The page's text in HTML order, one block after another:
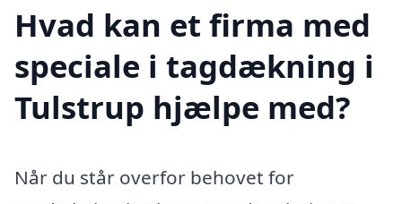
Hvad kan et firma med
speciale i tagdækning i
Tulstrup hjælpe med?
Når du står overfor behovet for